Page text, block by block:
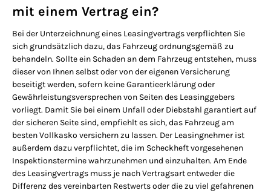
mit einem Vertrag ein?
Bei der Unterzeichnung eines Leasingvertrags verpflichten Sie
sich grundsätzlich dazu, das Fahrzeug ordnungsgemäß zu
behandeln. Sollte ein Schaden an dem Fahrzeug entstehen, muss
dieser von Ihnen selbst oder von der eigenen Versicherung
beseitigt werden, sofern keine Garantieerklärung oder
Gewährleistungsversprechen von Seiten des Leasinggebers
vorliegt. Damit Sie bei einem Unfall oder Diebstahl garantiert auf
der sicheren Seite sind, empfiehlt es sich, das Fahrzeug am
besten Vollkasko versichern zu lassen. Der Leasingnehmer ist
außerdem dazu verpflichtet, die im Scheckheft vorgesehenen
Inspektionstermine wahrzunehmen und einzuhalten. Am Ende
des Leasingvertrags muss je nach Vertragsart entweder die
Differenz des vereinbarten Restwerts oder die zu viel gefahrenen